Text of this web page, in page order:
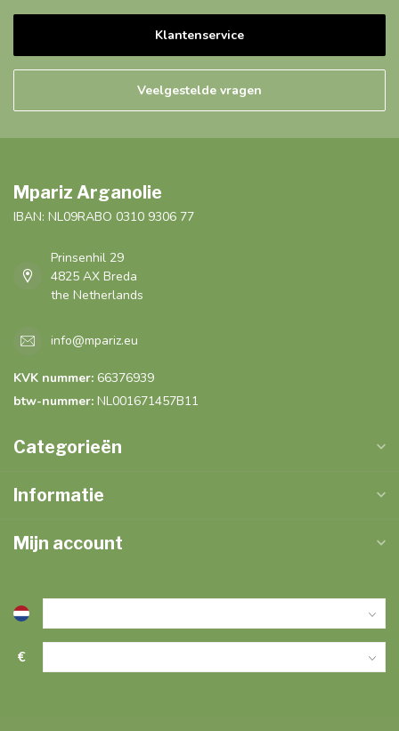
Klantenservice
Veelgestelde vragen
Mpariz Arganolie
IBAN: NL09RABO 0310 9306 77
Prinsenhil 29
4825 AX Breda
the Netherlands
info@mpariz.eu
KVK nummer: 66376939
btw-nummer: NL001671457B11
Categorieën
Informatie
Mijn account
€